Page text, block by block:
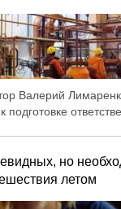
Валерий
подготовке
но
летом